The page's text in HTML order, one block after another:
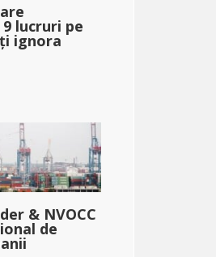
lucruri pe
ignora
& NVOCC
de